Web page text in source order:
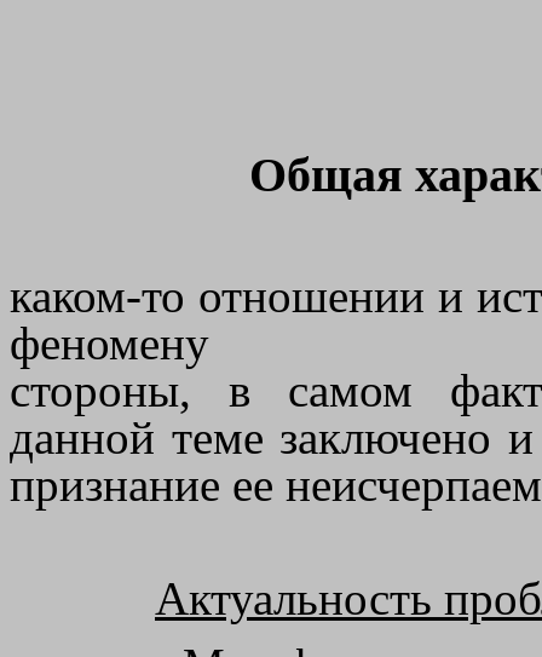
Общая
каком-то отношении и
феномену
стороны, в самом
данной теме заключено
признание ее
Актуальность